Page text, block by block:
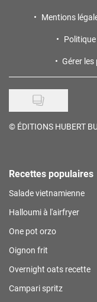
Mentions
Gérer
© ÉDITIONS HUBERT
Recettes populaires
Salade vietnamienne
Halloumi à l'airfryer
One pot orzo
Oignon frit
Overnight oats recette
Campari spritz